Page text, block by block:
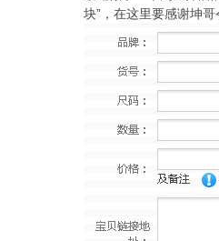
块”，在这里要感谢坤